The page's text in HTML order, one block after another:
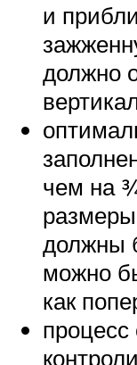
и
должно
чем на
должны
можно
как